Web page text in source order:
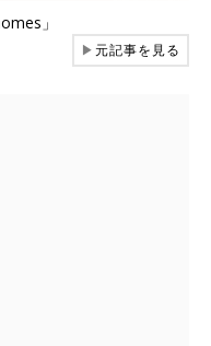
」
▶元記事を見る